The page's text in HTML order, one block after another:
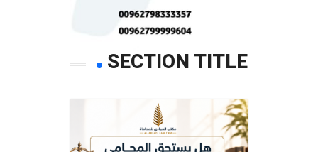
SECTION TITLE